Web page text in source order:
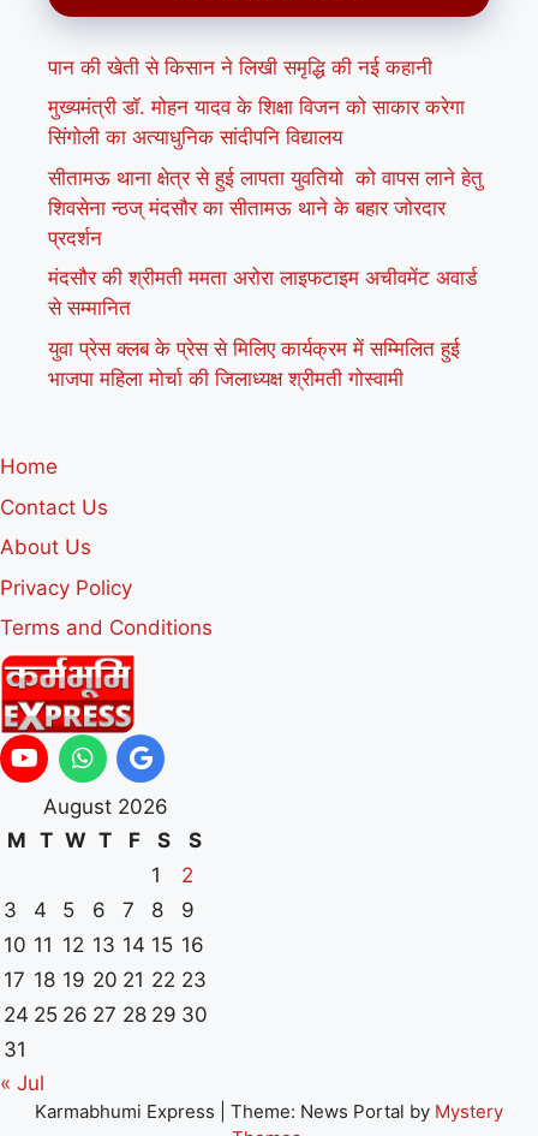
पान की खेती से किसान ने लिखी समृद्धि की नई कहानी
मुख्यमंत्री डॉ. मोहन यादव के शिक्षा विजन को साकार करेगा
सिंगोली का अत्याधुनिक सांदीपनि विद्यालय
सीतामऊ थाना क्षेत्र से हुई लापता युवतियो को वापस लाने हेतु
शिवसेना न्ठज् मंदसौर का सीतामऊ थाने के बहार जोरदार
प्रदर्शन
मंदसौर की श्रीमती ममता अरोरा लाइफटाइम अचीवमेंट अवार्ड
से सम्मानित
युवा प्रेस क्लब के प्रेस से मिलिए कार्यक्रम में सम्मिलित हुई
भाजपा महिला मोर्चा की जिलाध्यक्ष श्रीमती गोस्वामी
Home
Contact Us
About Us
Privacy Policy
Terms and Conditions
August 2026
M T W T F S
S
1
2
3
4 5 6 7 8
9
10 11 12 13 14 15 16
17 18 19 20 21 22 23
24 25 26 27 28 29 30
31
« Jul
Karmabhumi Express Theme: News Portal by Mystery